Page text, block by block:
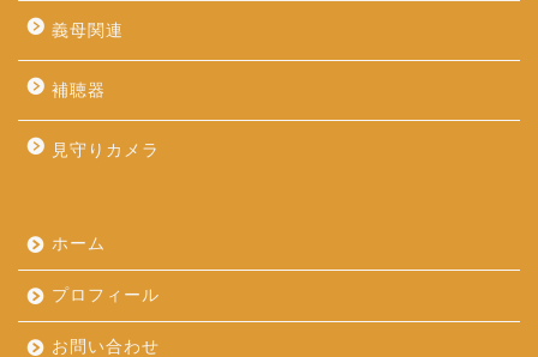
義母関連
補聴器
見守りカメラ
ホーム
プロフィール
お問い合わせ